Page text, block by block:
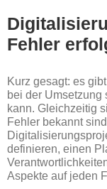
Fehler
Kurz gesagt: es
bei der
kann. Gleichzeitig
Fehler bekannt
definieren, einen
Aspekte auf jeden